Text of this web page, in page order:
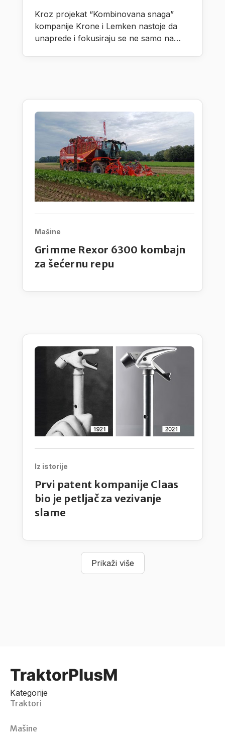
Kroz projekat “Kombinovana snaga”
kompanije Krone i Lemken nastoje da
unaprede i fokusiraju se ne samo na
Mašine
Grimme Rexor 6300 kombajn
za šećernu repu
Iz istorije
Prvi patent kompanije Claas
bio je petljač za vezivanje
slame
Prikaži više
Kategorije
Traktori
Mašine